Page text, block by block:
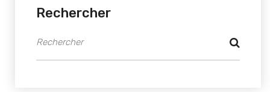
Rechercher